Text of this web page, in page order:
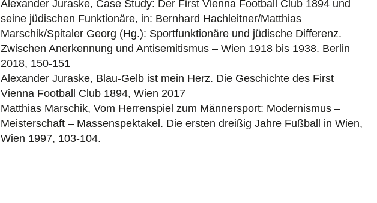
Alexander Juraske, Case Study: Der First Vienna Football Club 1894 und
seine jüdischen Funktionäre, in: Bernhard Hachleitner/Matthias
Marschik/Spitaler Georg (Hg.): Sportfunktionäre und jüdische Differenz.
Zwischen Anerkennung und Antisemitismus – Wien 1918 bis 1938. Berlin
2018, 150-151
Alexander Juraske, Blau-Gelb ist mein Herz. Die Geschichte des First
Vienna Football Club 1894, Wien 2017
Matthias Marschik, Vom Herrenspiel zum Männersport: Modernismus –
Meisterschaft – Massenspektakel. Die ersten dreißig Jahre Fußball in Wien,
Wien 1997, 103-104.